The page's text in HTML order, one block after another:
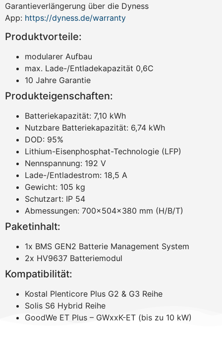
Garantieverlängerung über die Dyness
App: https://dyness.de/warranty
Produktvorteile:
modularer Aufbau
max. Lade-/Entladekapazität 0,6C
10 Jahre Garantie
Produkteigenschaften:
Batteriekapazität: 7,10 kWh
Nutzbare Batteriekapazität: 6,74 kWh
DOD: 95%
Lithium-Eisenphosphat-Technologie (LFP)
Nennspannung: 192 V
Lade-/Entladestrom: 18,5 A
Gewicht: 105 kg
Schutzart: IP 54
Abmessungen: 700x504x380 mm (H/B/T)
Paketinhalt:
1x BMS GEN2 Batterie Management System
2x HV9637 Batteriemodul
Kompatibilität:
Kostal Plenticore Plus G2 & G3 Reihe
Solis S6 Hybrid Reihe
GoodWe ET Plus – GWxxK-ET (bis zu 10 kW)